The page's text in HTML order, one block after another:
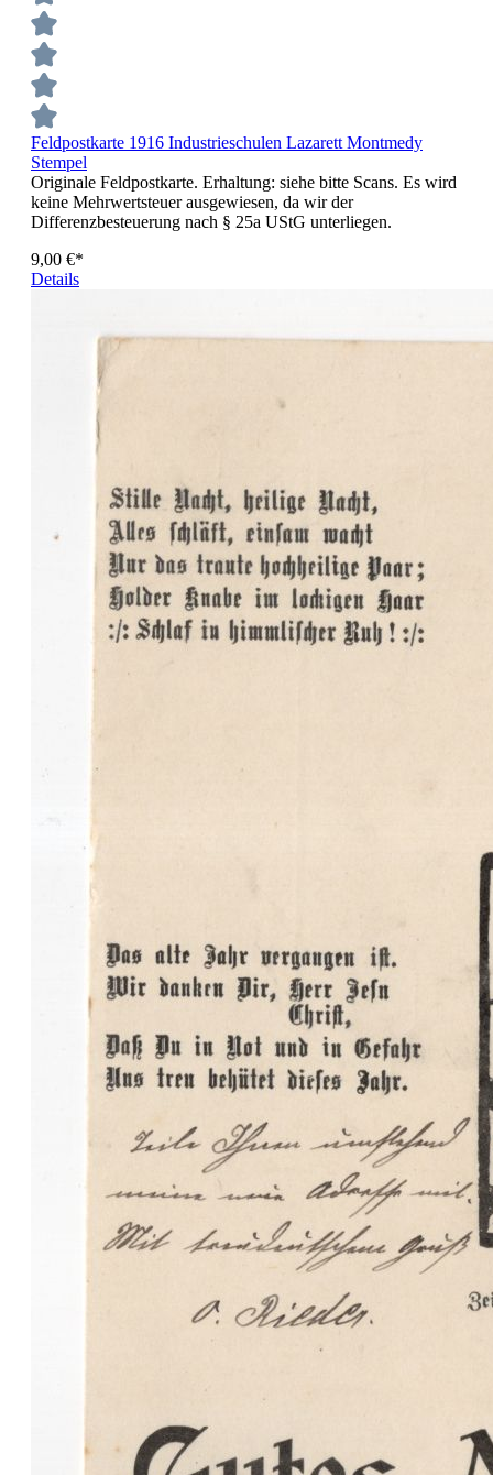
Feldpostkarte 1916 Industrieschulen Lazarett Montmedy
Stempel
Originale Feldpostkarte. Erhaltung: siehe bitte Scans. Es wird
keine Mehrwertsteuer ausgewiesen, da wir der
Differenzbesteuerung nach § 25a UStG unterliegen.
9,00 €*
Details